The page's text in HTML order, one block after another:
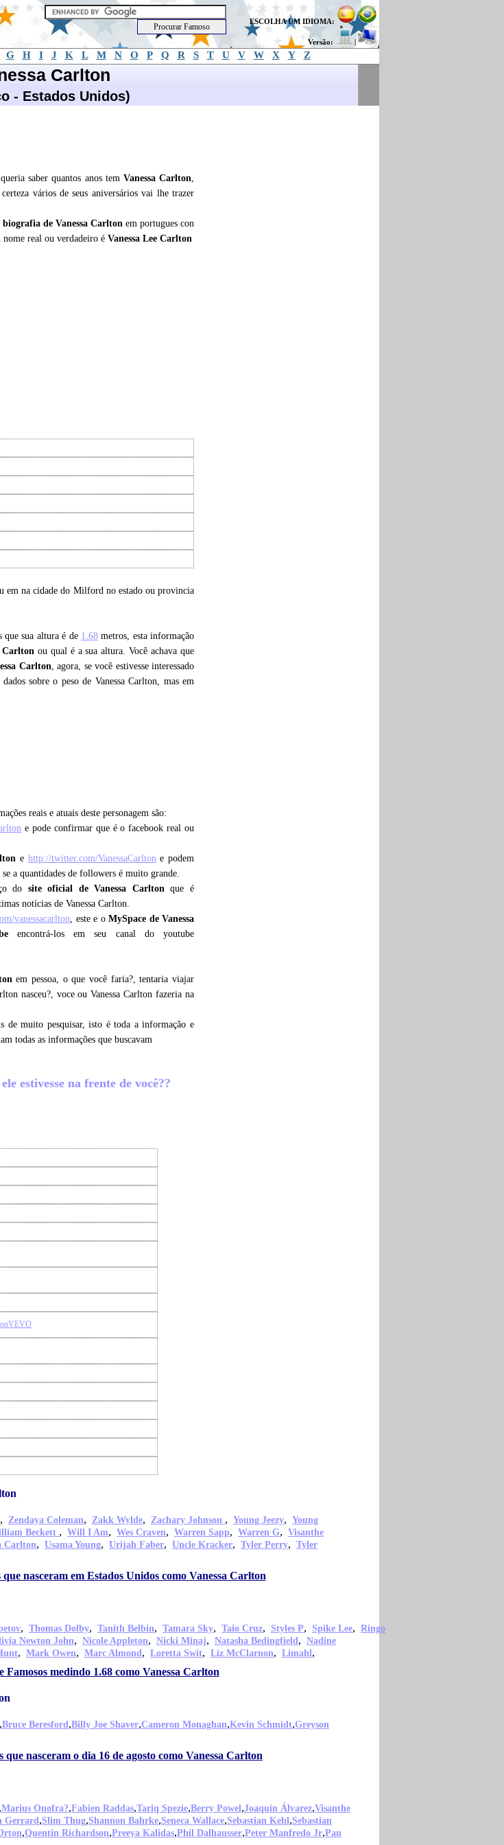
ESCOLHA UM IDIOMA:
Versão: |
G H I J K L M N O P Q R S T U V W X Y Z
Carlton
- Estados Unidos)
saber quantos anos tem Vanessa Carlton,
vários de seus aniversários vai lhe trazer
biografia de Vanessa Carltonem portugues con
nome real ou verdadeiro é Vanessa Lee Carlton
em na cidade do Milford no estado ou provincia
que sua altura é de 1.68metros, esta informação
Carltonou qual é a sua altura. Você achava que
Carlton, agora, se você estivesse interessado
sobre o peso de Vanessa Carlton, mas em
reais e atuais deste personagem são:
e pode confirmar que é o facebook real ou
e http://twitter.com/VanessaCarltone podem
a quantidades de followers é muito grande.
do site oficial de Vanessa Carltonque é
notícias de Vanessa Carlton.
vanessacarlton, este e oMySpace de Vanessa
encontrá-los em seu canal do youtube
em pessoa, o que você faria?, tentaria viajar
nasceu?, voce ou Vanessa Carlton fazeria na
de muito pesquisar, isto é toda a informação e
todas as informações que buscavam
estivesse na frente de você??
, Zendaya Coleman, Zakk Wylde, Zachary Johnson , Young Jeezy, Young
Beckett , Will I Am, Wes Craven, Warren Sapp, Warren G, Visanthe
Carlton, Usama Young, Urijah Faber, Uncle Kracker, Tyler Perry, Tyler
nasceram em Estados Unidos como Vanessa Carlton
, Thomas Dolby, Tanith Belbin, Tamara Sky, Taio Cruz, Styles P, Spike Lee, Ringo
Newton John, Nicole Appleton, Nicki Minaj, Natasha Bedingfield, Nadine
, Mark Owen, Marc Almond, Loretta Swit, Liz McClarnon, Limahl,
Famosos medindo 1.68 como Vanessa Carlton
,Bruce Beresford,Billy Joe Shaver,Cameron Monaghan,Kevin Schmidt,Greyson
que nasceram o dia 16 de agosto como Vanessa Carlton
,Marius Onofra?,Fabien Raddas,Tariq Spezie,Berry Powel,Joaquín Álvarez,Visanthe
Gerrard,Slim Thug,Shannon Bahrke,Seneca Wallace,Sebastian Kehl,Sebastian
,Quentin Richardson,Preeya Kalidas,Phil Dalhausser,Peter Manfredo Jr,Pau